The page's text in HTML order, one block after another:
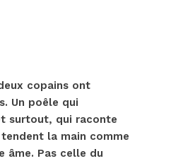
copains ont
Un poêle qui
surtout, qui raconte
la main comme
âme. Pas celle du